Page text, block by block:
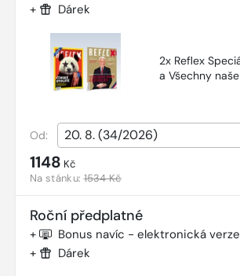
+ Dárek
2x Reflex
a Všechny
Od:
1148 Kč
Na stánku:1534 Kč
Roční předplatné
+ Bonus navíc - elektronická
+ Dárek